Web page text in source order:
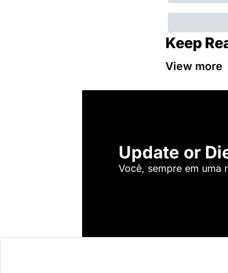
Keep
View more
Update or
Você, sempre em uma